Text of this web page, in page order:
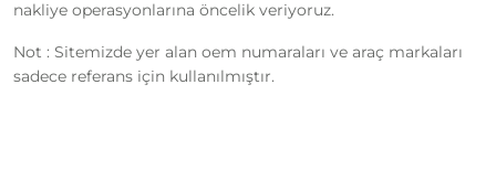
nakliye operasyonlarına öncelik veriyoruz.
Not : Sitemizde yer alan oem numaraları ve araç markaları
sadece referans için kullanılmıştır.